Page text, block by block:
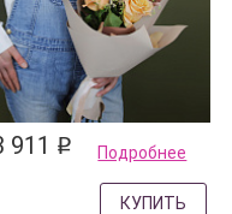
911 q Подробнее
КУПИТЬ